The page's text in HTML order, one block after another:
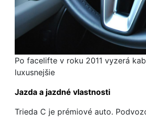
Po facelifte v roku 2011 vyzerá
luxusnejšie
Jazda a jazdné vlastnosti
Trieda C je prémiové auto.